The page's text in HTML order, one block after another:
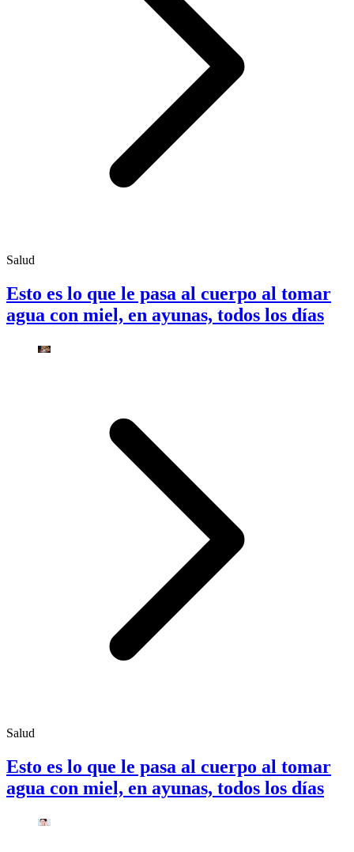
Salud
Esto es lo que le pasa al cuerpo al tomar
agua con miel, en ayunas, todos los días
Salud
Esto es lo que le pasa al cuerpo al tomar
agua con miel, en ayunas, todos los días